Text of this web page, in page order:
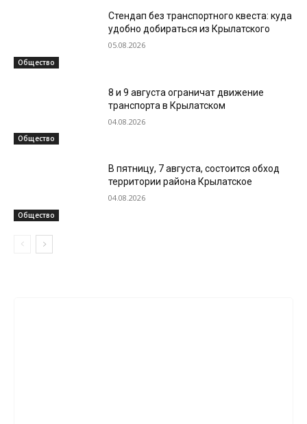
Общество
Стендап без транспортного квеста: куда
удобно добираться из Крылатского
05.08.2026
Общество
8 и 9 августа ограничат движение
транспорта в Крылатском
04.08.2026
Общество
В пятницу, 7 августа, состоится обход
территории района Крылатское
04.08.2026